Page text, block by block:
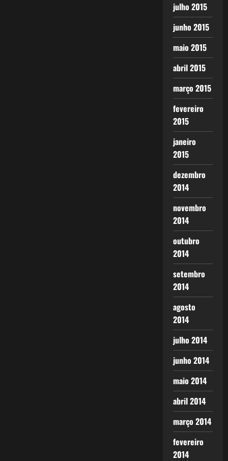
julho 2015
junho 2015
maio 2015
abril 2015
março 2015
fevereiro
2015
janeiro
2015
dezembro
2014
novembro
2014
outubro
2014
setembro
2014
agosto
2014
julho 2014
junho 2014
maio 2014
abril 2014
março 2014
fevereiro
2014